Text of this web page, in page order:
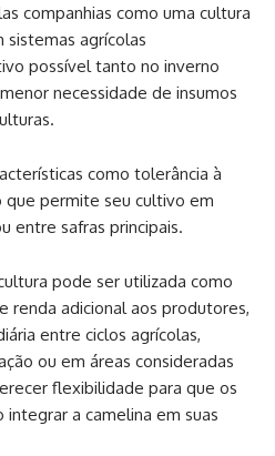
companhias como uma cultura
sistemas agrícolas
possível tanto no inverno
necessidade de insumos
como tolerância à
que permite seu cultivo em
entre safras principais.
pode ser utilizada como
renda adicional aos produtores,
entre ciclos agrícolas,
ou em áreas consideradas
flexibilidade para que os
a camelina em suas